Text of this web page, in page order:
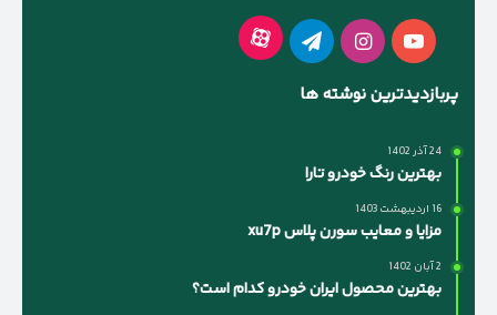
یوتیوباینستاگرام
تلگرام آپارات
پربازدیدترین نوشته ها
24 آذر 1402
بهترین رنگ خودرو تارا
16 اردیبهشت 1403
مزایا و معایب سورن پلاس xu7p
2 آبان 1402
بهترین محصول ایران خودرو کدام است؟